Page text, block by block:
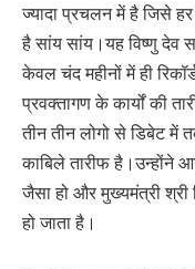
ज्यादा प्रचलन में है जिसे हर
है सांय सांय।यह विष्णु देव
केवल चंद महीनों में ही
प्रवक्तागण के कार्यों की
तीन तीन लोगो से डिबेट में
काबिले तारीफ है।उन्होंने
जैसा हो और मुख्यमंत्री
हो जाता है।